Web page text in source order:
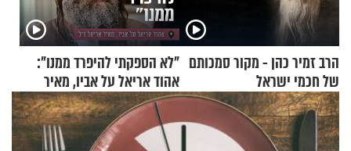
הרב זמיר כהן - מקור סמכותם
של חכמי ישראל
"לא הספקתי להיפרד ממנו":
אהוד אריאל על אביו, מאיר
אריאל ז"ל